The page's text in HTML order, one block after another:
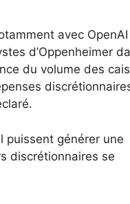
avec
d’Oppenheimer
du volume des
puissent générer une
discrétionnaires se